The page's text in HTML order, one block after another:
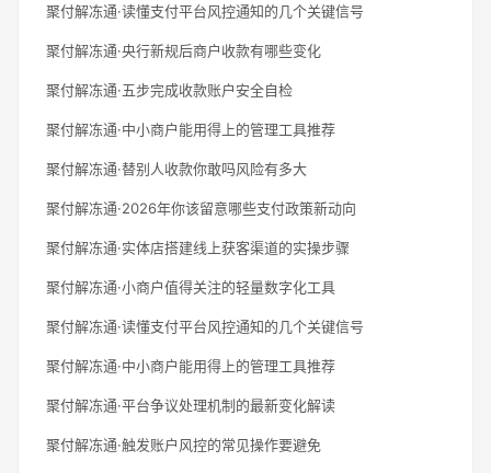
聚付解冻通·读懂支付平台风控通知的几个关键信号
聚付解冻通·央行新规后商户收款有哪些变化
聚付解冻通·五步完成收款账户安全自检
聚付解冻通·中小商户能用得上的管理工具推荐
聚付解冻通·替别人收款你敢吗风险有多大
聚付解冻通·2026年你该留意哪些支付政策新动向
聚付解冻通·实体店搭建线上获客渠道的实操步骤
聚付解冻通·小商户值得关注的轻量数字化工具
聚付解冻通·读懂支付平台风控通知的几个关键信号
聚付解冻通·中小商户能用得上的管理工具推荐
聚付解冻通·平台争议处理机制的最新变化解读
聚付解冻通·触发账户风控的常见操作要避免